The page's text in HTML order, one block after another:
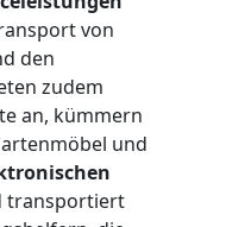
von
den
zudem
an, kümmern
und
transportiert